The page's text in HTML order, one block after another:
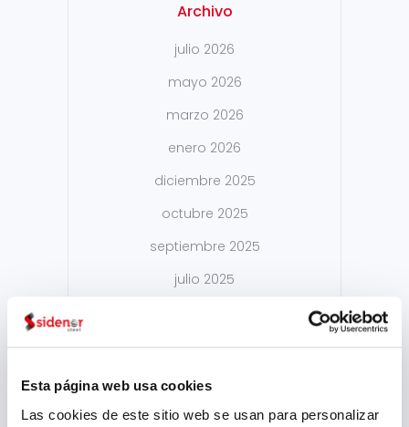
Esta página web usa cookies
Las cookies de este sitio web se usan para personalizar
Archivo
julio 2026
mayo 2026
marzo 2026
enero 2026
diciembre 2025
octubre 2025
septiembre 2025
julio 2025
mayo 2025
abril 2025
marzo 2025